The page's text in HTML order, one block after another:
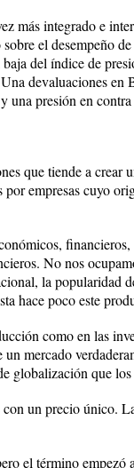
más integrado e
el desempeño
del índice de
devaluaciones
una presión en
que tiende a crear
empresas cuyo
No nos
la popularidad
hace poco este
como en las
mercado
globalización que
un precio único.
el término empezó